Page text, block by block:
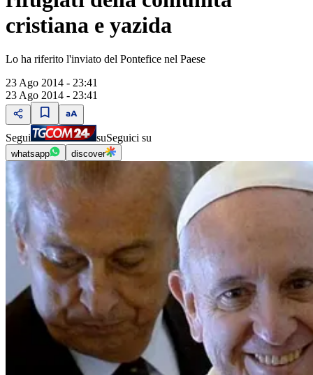
cristiana e yazida
Lo ha riferito l'inviato del Pontefice nel Paese
23 Ago 2014 - 23:41
23 Ago 2014 - 23:41
Segui suSeguici su
whatsapp discover